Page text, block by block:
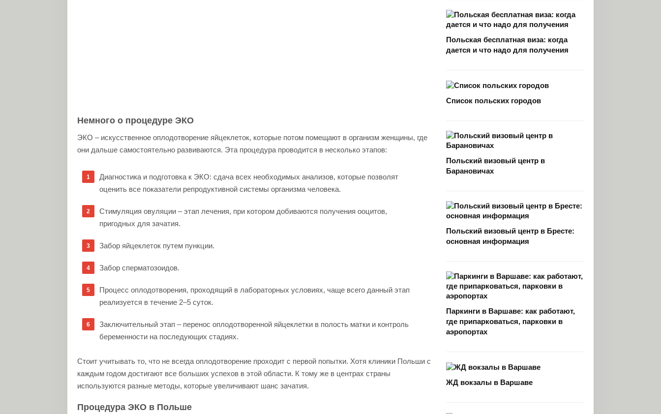
Немного о процедуре ЭКО
ЭКО – искусственное оплодотворение яйцеклеток, которые потом помещают в организм женщины, где
они дальше самостоятельно развиваются. Эта процедура проводится в несколько этапов:
Диагностика и подготовка к ЭКО: сдача всех необходимых анализов, которые позволят
оценить все показатели репродуктивной системы организма человека.
Стимуляция овуляции – этап лечения, при котором добиваются получения ооцитов,
пригодных для зачатия.
Забор яйцеклеток путем пункции.
Забор сперматозоидов.
Процесс оплодотворения, проходящий в лабораторных условиях, чаще всего данный этап
реализуется в течение 2–5 суток.
Заключительный этап – перенос оплодотворенной яйцеклетки в полость матки и контроль
беременности на последующих стадиях.
Стоит учитывать то, что не всегда оплодотворение проходит с первой попытки. Хотя клиники Польши с
каждым годом достигают все больших успехов в этой области. К тому же в центрах страны
используются разные методы, которые увеличивают шанс зачатия.
Процедура ЭКО в Польше
Польская бесплатная виза: когда
дается и что надо для получения
Список польских городов
Польский визовый центр в
Барановичах
Польский визовый центр в Бресте:
основная информация
Паркинги в Варшаве: как работают,
где припарковаться, парковки в
аэропортах
ЖД вокзалы в Варшаве